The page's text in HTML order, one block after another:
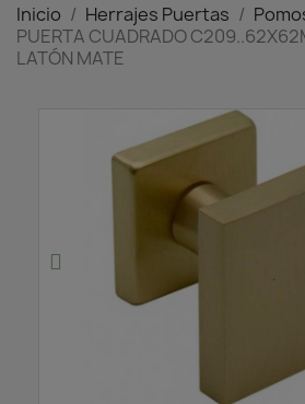
Inicio Herrajes Puertas
PUERTA CUADRADO
LATÓN MATE